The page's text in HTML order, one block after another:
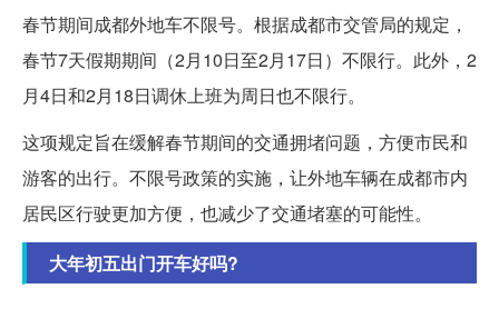
春节期间成都外地车不限号。根据成都市交管局的规定，
春节7天假期期间（2月10日至2月17日）不限行。此外，2
月4日和2月18日调休上班为周日也不限行。
这项规定旨在缓解春节期间的交通拥堵问题，方便市民和
游客的出行。不限号政策的实施，让外地车辆在成都市内
居民区行驶更加方便，也减少了交通堵塞的可能性。
大年初五出门开车好吗?